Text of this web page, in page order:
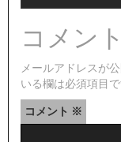
コメン
メールアドレスが
いる欄は必須項目
コメント ※